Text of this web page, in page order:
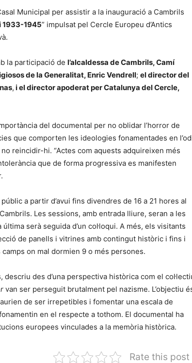
Municipal per assistir a la inauguració a Cambrils
1933-1945” impulsat pel Cercle Europeu d’Antics
la participació de l’alcaldessa de Cambrils, Camí
de la Generalitat, Enric Vendrell; el director del
, i el director apoderat per Catalunya del Cercle,
del documental per no oblidar l’horror de
que comporten les ideologies fonamentades en
reincidir-hi. “Actes com aquests adquireixen més
que de forma progressiva es manifesten
a partir d’avui fins divendres de 16 a 21 hores al
Les sessions, amb entrada lliure, seran a les
serà seguida d’un col·loqui. A més, els visitants
de panells i vitrines amb contingut històric i fins i
on mal dormien 9 o més persones.
descriu des d’una perspectiva històrica com el
van ser perseguit brutalment pel nazisme. L’objectiu
de ser irrepetibles i fomentar una escala de
en el respecte a tothom. El documental ha
europees vinculades a la memòria històrica.
Rate this post